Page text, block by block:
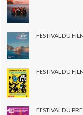
FESTIVAL DU
FESTIVAL DU
FESTIVAL DU